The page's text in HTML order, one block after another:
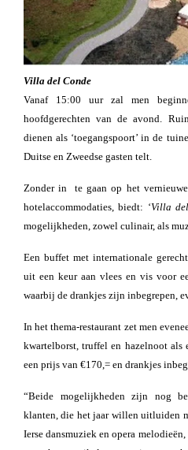
Villa del Conde
Vanaf 15:00 uur zal men
hoofdgerechten van de avond.
dienen als ‘toegangspoort’ in de
Duitse en Zweedse gasten telt.
Zonder in te gaan op het
hotelaccommodaties, biedt: ‘Villa
mogelijkheden, zowel culinair, als
Een buffet met internationale
uit een keur aan vlees en vis voor
waarbij de drankjes zijn inbegrepen,
In het thema-restaurant zet men
kwartelborst, truffel en hazelnoot als
een prijs van €170,= en drankjes
“Beide mogelijkheden zijn nog
klanten, die het jaar willen uitluiden
Ierse dansmuziek en opera